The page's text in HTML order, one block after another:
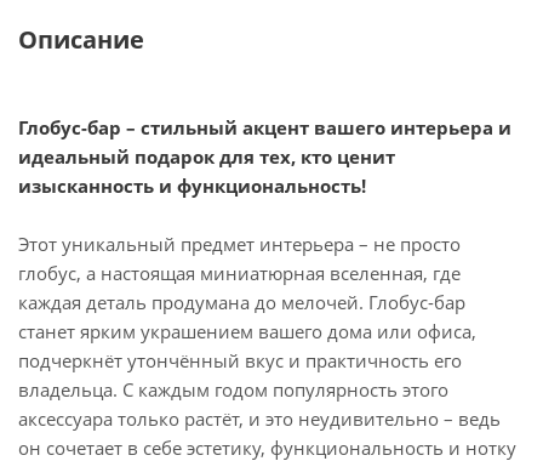
Описание
Глобус-бар – стильный акцент вашего интерьера и
идеальный подарок для тех, кто ценит
изысканность и функциональность!
Этот уникальный предмет интерьера – не просто
глобус, а настоящая миниатюрная вселенная, где
каждая деталь продумана до мелочей. Глобус-бар
станет ярким украшением вашего дома или офиса,
подчеркнёт утончённый вкус и практичность его
владельца. С каждым годом популярность этого
аксессуара только растёт, и это неудивительно – ведь
он сочетает в себе эстетику, функциональность и нотку